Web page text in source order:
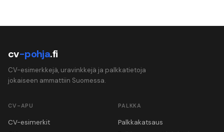
cv-pohja.fi
CV-esimerkkejä, uravinkkejä ja palkkatietoja
jokaiseen ammattiin Suomessa.
CV-APU
CV-esimerkit
PALKKA
Palkkakatsaus